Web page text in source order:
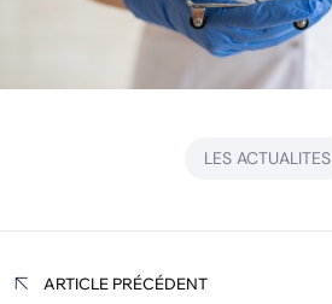
LES ACTUALITES
Navigation
ARTICLE PRÉCÉDENT